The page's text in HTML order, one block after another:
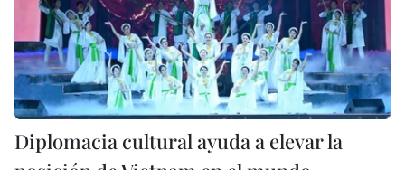
Diplomacia cultural ayuda a elevar la